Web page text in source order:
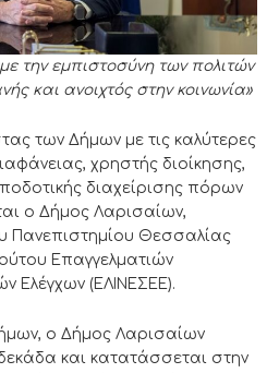
την εμπιστοσύνη των πολιτών
και ανοιχτός στην κοινωνία»
των Δήμων με τις καλύτερες
χρηστής διοίκησης,
διαχείρισης πόρων
ο Δήμος Λαρισαίων,
Πανεπιστημίου Θεσσαλίας
Επαγγελματιών
Ελέγχων (ΕΛΙΝΕΣΕΕ).
ο Δήμος Λαρισαίων
και κατατάσσεται στην